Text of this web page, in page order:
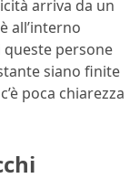
arriva da un
all’interno
queste persone
siano finite
poca chiarezza